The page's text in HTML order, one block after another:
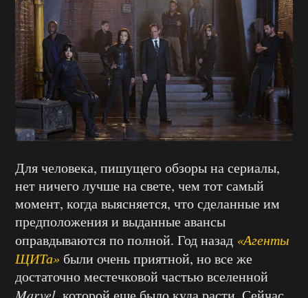
Для человека, пишущего обзоры на сериалы,
нет ничего лучше на свете, чем тот самый
момент, когда выясняется, что сделанные им
предположения и выданные авансы
оправдываются по полной. Год назад «Агенты
ЩИТа» были очень приятной, но все же
достаточно местечковой частью вселенной